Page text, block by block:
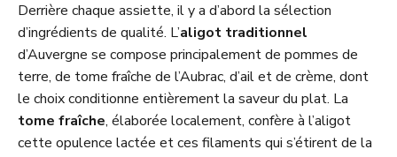
Derrière chaque assiette, il y a d’abord la sélection
d’ingrédients de qualité. L’aligot traditionnel
d’Auvergne se compose principalement de pommes de
terre, de tome fraîche de l’Aubrac, d’ail et de crème, dont
le choix conditionne entièrement la saveur du plat. La
tome fraîche, élaborée localement, confère à l’aligot
cette opulence lactée et ces filaments qui s’étirent de la